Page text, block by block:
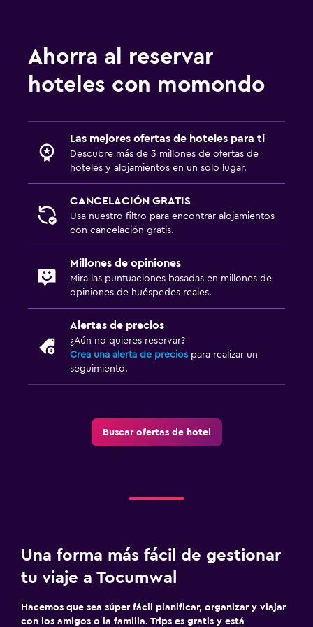
Reproductor de DVD
Habitaciones familiares
Zona de estar
Salud y seguridad
Cámaras CCTV en zonas comunes
Cámaras CCTV en el exterior
Estacionamiento y transporte
Estacionamiento gratuito
Estacionamiento privado
Escritorio
Check-out exprés
Ahorra al reservar
hoteles con momondo
Las mejores ofertas de hoteles para ti
Descubre más de 3 millones de ofertas de
hoteles y alojamientos en un solo lugar.
CANCELACIÓN GRATIS
Usa nuestro filtro para encontrar alojamientos
con cancelación gratis.
Millones de opiniones
Mira las puntuaciones basadas en millones de
opiniones de huéspedes reales.
Alertas de precios
¿Aún no quieres reservar?
Crea una alerta de precios para realizar un
seguimiento.
Buscar ofertas de hotel
Una forma más fácil de gestionar
tu viaje a Tocumwal
Hacemos que sea súper fácil planificar, organizar y viajar
con los amigos o la familia. Trips es gratis y está